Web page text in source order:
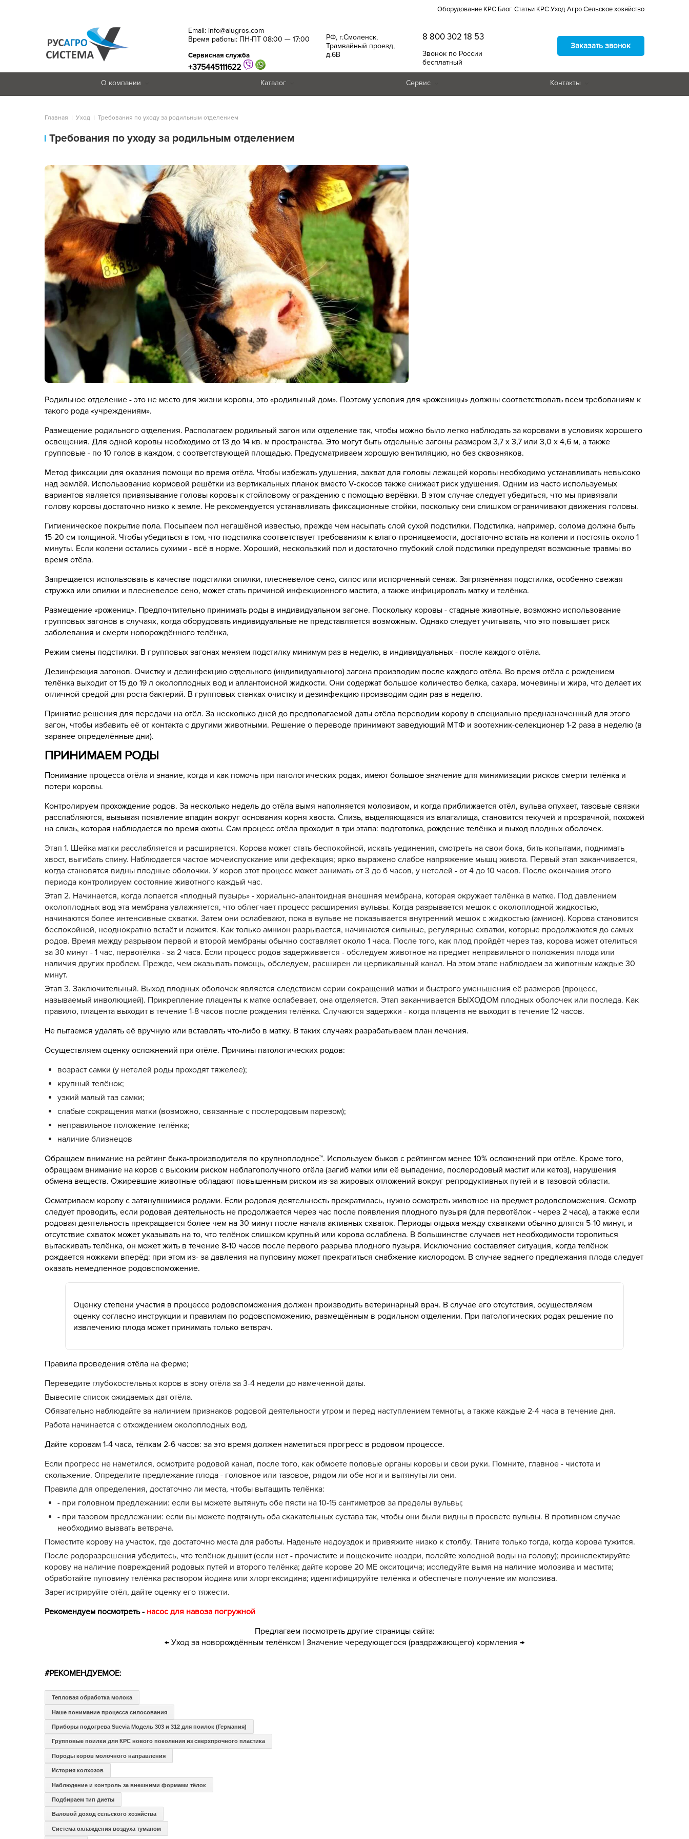
Оборудование КРС Блог Статьи КРС Уход Агро Сельское хозяйство
Email: info@alugros.com
Время работы: ПН-ПТ 08:00 — 17:00
Сервисная служба
+375445111622
РФ, г.Смоленск,
Трамвайный проезд,
д.6В
8 800 302 18 53
Звонок по России
бесплатный
Заказать звонок
О компании Каталог Сервис Контакты
Главная Уход Требования по уходу за родильным отделением
Требования по уходу за родильным отделением
Родильное отделение - это не место для жизни коровы, это «родильный дом». Поэтому условия для «роженицы» должны соответствовать всем требованиям к
такого рода «учреждениям».
Размещение родильного отделения. Располагаем родильный загон или отделение так, чтобы можно было легко наблюдать за коровами в условиях хорошего
освещения. Для одной коровы необходимо от 13 до 14 кв. м пространства. Это могут быть отдельные загоны размером 3,7 х 3,7 или 3,0 х 4,6 м, а также
групповые - по 10 голов в каждом, с соответствующей площадью. Предусматриваем хорошую вентиляцию, но без сквозняков.
Метод фиксации для оказания помощи во время отёла. Чтобы избежать удушения, захват для головы лежащей коровы необходимо устанавливать невысоко
над землёй. Использование кормовой решётки из вертикальных планок вместо V-скосов также снижает риск удушения. Одним из часто используемых
вариантов является привязывание головы коровы к стойловому ограждению с помощью верёвки. В этом случае следует убедиться, что мы привязали
голову коровы достаточно низко к земле. Не рекомендуется устанавливать фиксационные стойки, поскольку они слишком ограничивают движения головы.
Гигиеническое покрытие пола. Посыпаем пол негашёной известью, прежде чем насыпать слой сухой подстилки. Подстилка, например, солома должна быть
15-20 см толщиной. Чтобы убедиться в том, что подстилка соответствует требованиям к влаго-проницаемости, достаточно встать на колени и постоять около 1
минуты. Если колени остались сухими - всё в норме. Хороший, нескользкий пол и достаточно глубокий слой подстилки предупредят возможные травмы во
время отёла.
Запрещается использовать в качестве подстилки опилки, плесневелое сено, силос или испорченный сенаж. Загрязнённая подстилка, особенно свежая
стружка или опилки и плесневелое сено, может стать причиной инфекционного мастита, а также инфицировать матку и телёнка.
Размещение «рожениц». Предпочтительно принимать роды в индивидуальном загоне. Поскольку коровы - стадные животные, возможно использование
групповых загонов в случаях, когда оборудовать индивидуальные не представляется возможным. Однако следует учитывать, что это повышает риск
заболевания и смерти новорождённого телёнка,
Режим смены подстилки. В групповых загонах меняем подстилку минимум раз в неделю, в индивидуальных - после каждого отёла.
Дезинфекция загонов. Очистку и дезинфекцию отдельного (индивидуального) загона производим после каждого отёла. Во время отёла с рождением
телёнка выходит от 15 до 19 л околоплодных вод и аллантоисной жидкости. Они содержат большое количество белка, сахара, мочевины и жира, что делает их
отличной средой для роста бактерий. В групповых станках очистку и дезинфекцию производим один раз в неделю.
Принятие решения для передачи на отёл. За несколько дней до предполагаемой даты отёла переводим корову в специально предназначенный для этого
загон, чтобы избавить её от контакта с другими животными. Решение о переводе принимают заведующий МТФ и зоотехник-селекционер 1-2 раза в неделю (в
заранее определённые дни).
ПРИНИМАЕМ РОДЫ
Понимание процесса отёла и знание, когда и как помочь при патологических родах, имеют большое значение для минимизации рисков смерти телёнка и
потери коровы.
Контролируем прохождение родов. За несколько недель до отёла вымя наполняется молозивом, и когда приближается отёл, вульва опухает, тазовые связки
расслабляются, вызывая появление впадин вокруг основания корня хвоста. Слизь, выделяющаяся из влагалища, становится текучей и прозрачной, похожей
на слизь, которая наблюдается во время охоты. Сам процесс отёла проходит в три этапа: подготовка, рождение телёнка и выход плодных оболочек.
Этап 1. Шейка матки расслабляется и расширяется. Корова может стать беспокойной, искать уединения, смотреть на свои бока, бить копытами, поднимать
хвост, выгибать спину. Наблюдается частое мочеиспускание или дефекация; ярко выражено слабое напряжение мышц живота. Первый этап заканчивается,
когда становятся видны плодные оболочки. У коров этот процесс может занимать от 3 до б часов, у нетелей - от 4 до 10 часов. После окончания этого
периода контролируем состояние животного каждый час.
Этап 2. Начинается, когда лопается «плодный пузырь» - хориально-алантоидная внешняя мембрана, которая окружает телёнка в матке. Под давлением
околоплодных вод эта мембрана увлажняется, что облегчает процесс расширения вульвы. Когда разрывается мешок с околоплодной жидкостью,
начинаются более интенсивные схватки. Затем они ослабевают, пока в вульве не показывается внутренний мешок с жидкостью (амнион). Корова становится
беспокойной, неоднократно встаёт и ложится. Как только амнион разрывается, начинаются сильные, регулярные схватки, которые продолжаются до самых
родов. Время между разрывом первой и второй мембраны обычно составляет около 1 часа. После того, как плод пройдёт через таз, корова может отелиться
за 30 минут - 1 час, первотёлка - за 2 часа. Если процесс родов задерживается - обследуем животное на предмет неправильного положения плода или
наличия других проблем. Прежде, чем оказывать помощь, обследуем, расширен ли цервикальный канал. На этом этапе наблюдаем за животным каждые 30
минут.
Этап 3. Заключительный. Выход плодных оболочек является следствием серии сокращений матки и быстрого уменьшения её размеров (процесс,
называемый инволюцией). Прикрепление плаценты к матке ослабевает, она отделяется. Этап заканчивается БЫХОДОМ плодных оболочек или последа. Как
правило, плацента выходит в течение 1-8 часов после рождения телёнка. Случаются задержки - когда плацента не выходит в течение 12 часов.
Не пытаемся удалять её вручную или вставлять что-либо в матку. В таких случаях разрабатываем план лечения.
Осуществляем оценку осложнений при отёле. Причины патологических родов:
возраст самки (у нетелей роды проходят тяжелее);
крупный телёнок;
узкий малый таз самки;
слабые сокращения матки (возможно, связанные с послеродовым парезом);
неправильное положение телёнка;
наличие близнецов
Обращаем внимание на рейтинг быка-производителя по крупноплодное™. Используем быков с рейтингом менее 10% осложнений при отёле. Кроме того,
обращаем внимание на коров с высоким риском неблагополучного отёла (загиб матки или её выпадение, послеродовый мастит или кетоз), нарушения
обмена веществ. Ожиревшие животные обладают повышенным риском из-за жировых отложений вокруг репродуктивных путей и в тазовой области.
Осматриваем корову с затянувшимися родами. Если родовая деятельность прекратилась, нужно осмотреть животное на предмет родовспоможения. Осмотр
следует проводить, если родовая деятельность не продолжается через час после появления плодного пузыря (для первотёлок - через 2 часа), а также если
родовая деятельность прекращается более чем на 30 минут после начала активных схваток. Периоды отдыха между схватками обычно длятся 5-10 минут, и
отсутствие схваток может указывать на то, что телёнок слишком крупный или корова ослаблена. В большинстве случаев нет необходимости торопиться
вытаскивать телёнка, он может жить в течение 8-10 часов после первого разрыва плодного пузыря. Исключение составляет ситуация, когда телёнок
рождается ножками вперёд: при этом из- за давления на пуповину может прекратиться снабжение кислородом. В случае заднего предлежания плода следует
оказать немедленное родовспоможение.
Оценку степени участия в процессе родовспоможения должен производить ветеринарный врач. В случае его отсутствия, осуществляем
оценку согласно инструкции и правилам по родовспоможению, размещённым в родильном отделении. При патологических родах решение по
извлечению плода может принимать только ветврач.
Правила проведения отёла на ферме;
Переведите глубокостельных коров в зону отёла за 3-4 недели до намеченной даты.
Вывесите список ожидаемых дат отёла.
Обязательно наблюдайте за наличием признаков родовой деятельности утром и перед наступлением темноты, а также каждые 2-4 часа в течение дня.
Работа начинается с отхождением околоплодных вод.
Дайте коровам 1-4 часа, тёлкам 2-6 часов: за это время должен наметиться прогресс в родовом процессе.
Если прогресс не наметился, осмотрите родовой канал, после того, как обмоете половые органы коровы и свои руки. Помните, главное - чистота и
скольжение. Определите предлежание плода - головное или тазовое, рядом ли обе ноги и вытянуты ли они.
Правила для определения, достаточно ли места, чтобы вытащить телёнка:
- при головном предлежании: если вы можете вытянуть обе пясти на 10-15 сантиметров за пределы вульвы;
- при тазовом предлежании: если вы можете подтянуть оба скакательных сустава так, чтобы они были видны в просвете вульвы. В противном случае
необходимо вызвать ветврача.
Поместите корову на участок, где достаточно места для работы. Наденьте недоуздок и привяжите низко к столбу. Тяните только тогда, когда корова тужится.
После родоразрешения убедитесь, что телёнок дышит (если нет - прочистите и пощекочите ноздри, полейте холодной воды на голову); проинспектируйте
корову на наличие повреждений родовых путей и второго телёнка; дайте корове 20 ME окситоцича; исследуйте вымя на наличие молозива и мастита;
обработайте пуповину телёнка раствором йодина или хлоргексидина; идентифицируйте телёнка и обеспечьте получение им молозива.
Зарегистрируйте отёл, дайте оценку его тяжести.
Рекомендуем посмотреть - насос для навоза погружной
Предлагаем посмотреть другие страницы сайта:
← Уход за новорождённым телёнком | Значение чередующегося (раздражающего) кормления →
#РЕКОМЕНДУЕМОЕ:
Тепловая обработка молока
Наше понимание процесса силосования
Приборы подогрева Suevia Модель 303 и 312 для поилок (Германия)
Групповые поилки для КРС нового поколения из сверхпрочного пластика
Породы коров молочного направления
История колхозов
Наблюдение и контроль за внешними формами тёлок
Подбираем тип диеты
Валовой доход сельского хозяйства
Система охлаждения воздуха туманом